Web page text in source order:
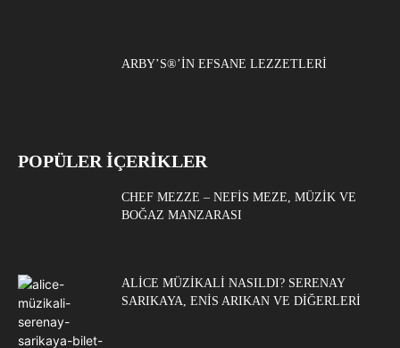
ARBY’S®’IN EFSANE LEZZETLERI
POPÜLER İÇERİKLER
CHEF MEZZE – NEFIS MEZE, MÜZIK VE
BOĞAZ MANZARASI
ALICE MÜZIKALI NASILDI? SERENAY
SARIKAYA, ENIS ARIKAN VE DIĞERLERI